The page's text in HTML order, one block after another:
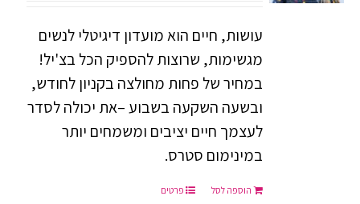
עושות, חיים הוא מועדון דיגיטלי לנשים
מגשימות, שרוצות להספיק הכל בצ'יל!
במחיר של פחות מחולצה בקניון לחודש,
ובשעה השקעה בשבוע –את יכולה לסדר
לעצמך חיים יציבים ומשמחים יותר
במינימום סטרס.
הוספה לסל פרטים